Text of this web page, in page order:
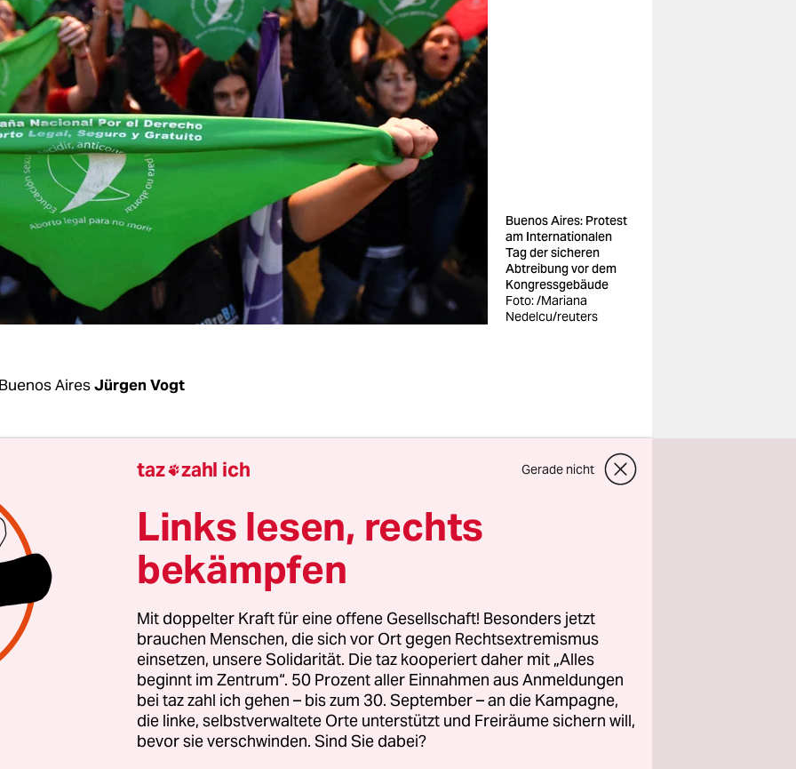
Buenos Aires: Protest
am Internationalen
Tag der sicheren
Abtreibung vor dem
Kongressgebäude
Foto: /Mariana
Nedelcu/reuters
AiresJürgen Vogt
für einen sicheren und legalen
haben Frauengruppen und feministische
in Lateinamerika und der Karibik für das Recht auf
demonstriert. Auch dieses Mal waren vor allem in der
Hauptstadt Buenos Aires Tausende auf die Straße
mit ihren grünen Halstüchern zum Kongressgebäude
Verde – die grüne Welle – für die Legalisierung und
von Abtreibungen war vor Jahren von
ausgegangen, nachdem Zehntausende von Frauen mit
auf die Straße gegangen waren, um ihre Rechte
taz zahl ich Gerade nicht
Links lesen, rechts
bekämpfen
Mit doppelter Kraft für eine offene Gesellschaft! Besonders jetzt
brauchen Menschen, die sich vor Ort gegen Rechtsextremismus
einsetzen, unsere Solidarität. Die taz kooperiert daher mit „Alles
beginnt im Zentrum“. 50 Prozent aller Einnahmen aus Anmeldungen
bei taz zahl ich gehen – bis zum 30. September – an die Kampagne,
die linke, selbstverwaltete Orte unterstützt und Freiräume sichern will,
bevor sie verschwinden. Sind Sie dabei?